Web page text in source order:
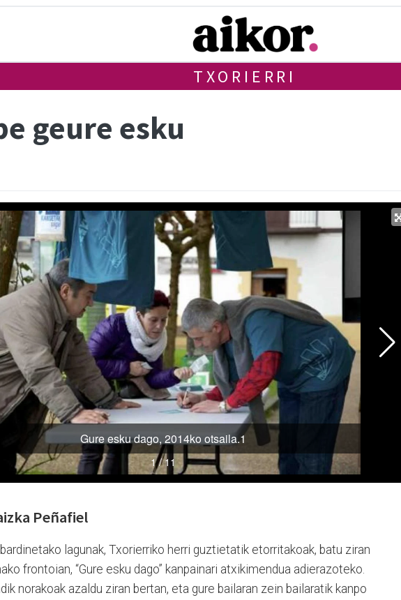
TXORIERRI
geure esku
Peñafiel
lagunak, Txorierriko herri guztietatik etorritakoak, batu ziran
frontoian, “Gure esku dago” kanpainari atxikimendua adierazoteko.
norakoak azaldu ziran bertan, eta gure bailaran zein bailaratik kanpo